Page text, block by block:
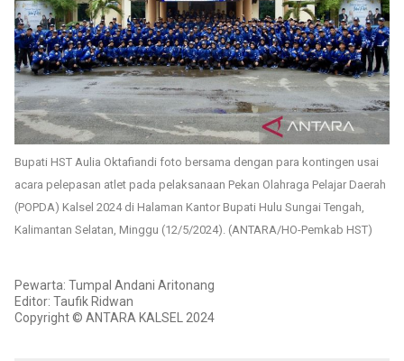
Bupati HST Aulia Oktafiandi foto bersama dengan para kontingen usai
acara pelepasan atlet pada pelaksanaan Pekan Olahraga Pelajar Daerah
(POPDA) Kalsel 2024 di Halaman Kantor Bupati Hulu Sungai Tengah,
Kalimantan Selatan, Minggu (12/5/2024). (ANTARA/HO-Pemkab HST)
Pewarta: Tumpal Andani Aritonang
Editor: Taufik Ridwan
Copyright © ANTARA KALSEL 2024